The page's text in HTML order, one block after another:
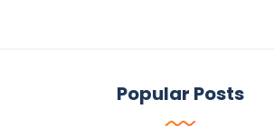
Popular Posts